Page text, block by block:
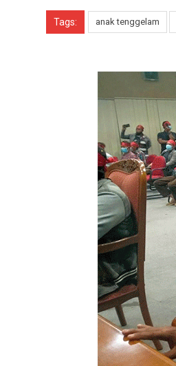
Tags: anak tenggelam